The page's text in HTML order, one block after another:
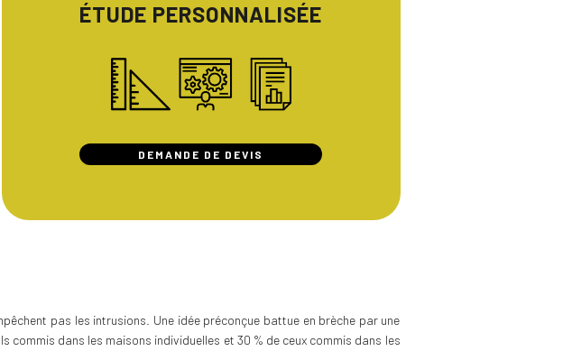
ÉTUDE PERSONNALISÉE
DEMANDE DE DEVIS
pas les intrusions. Une idée préconçue battue en brèche par une
commis dans les maisons individuelles et 30 % de ceux commis dans les